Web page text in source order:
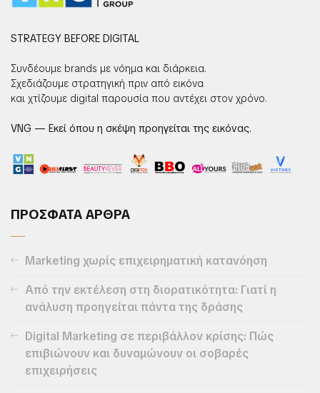
STRATEGY BEFORE DIGITAL
Συνδέουμε brands με νόημα και διάρκεια.
Σχεδιάζουμε στρατηγική πριν από εικόνα
και χτίζουμε digital παρουσία που αντέχει στον χρόνο.
VNG — Εκεί όπου η σκέψη προηγείται της εικόνας.
ΠΡΟΣΦΑΤΑ ΑΡΘΡΑ
Marketing χωρίς επιχειρηματική κατανόηση
Από την εκτέλεση στη διορατικότητα: Γιατί η
ανάλυση προηγείται πάντα της δράσης
Digital Marketing σε περιβάλλον κρίσης: Πώς
επιβιώνουν και δυναμώνουν οι σοβαρές
επιχειρήσεις